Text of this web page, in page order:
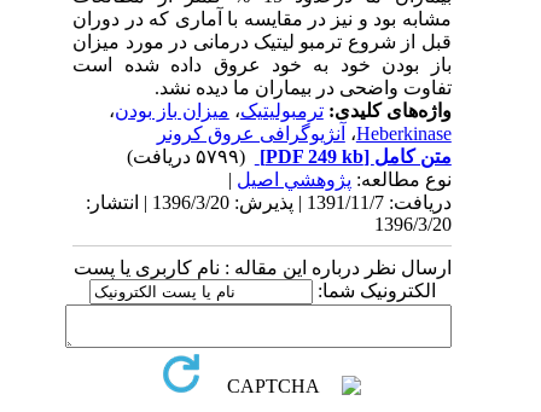
مشابه بود و نیز در مقایسه با آماری که در دوران
قبل از شروع ترمبو لیتیک درمانی در مورد میزان
باز بودن خود به خود عروق داده شده است
تفاوت واضحی در بیماران ما دیده نشد.
واژه‌های کلیدی:ترمبولیتیک،میزان باز بودن،
Heberkinase،آنژیوگرافی عروق کرونر
متن کامل[PDF 249 kb]
نوع مطالعه:پژوهشي اصیل|
دریافت: 1391/11/7 | پذیرش: 1396/3/20 | انتشار:
1396/3/20
ارسال نظر درباره این مقاله : نام کاربری یا پست
الکترونیک شما: